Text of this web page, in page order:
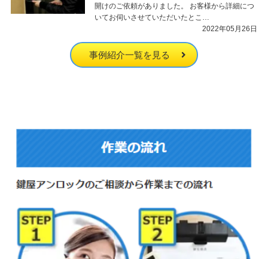
開けのご依頼がありました。 お客様から詳細につ
いてお伺いさせていただいたとこ…
2022年05月26日
事例紹介一覧を見る